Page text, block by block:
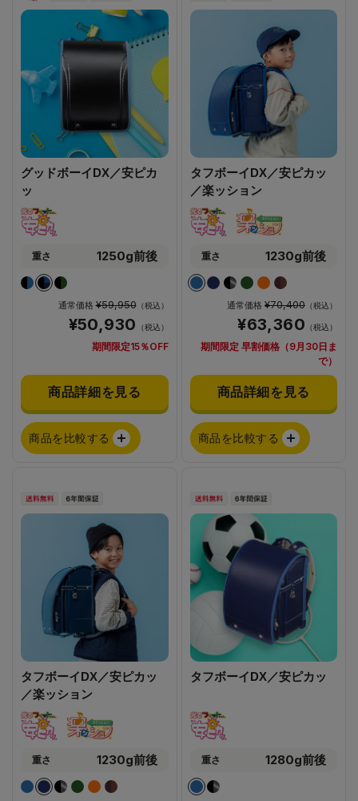
グッドボーイDX／安ピカ
ッ
重さ 1250g前後
通常価格¥59,950（税込）
¥50,930 （税込）
期間限定15％OFF
商品詳細を見る
商品を比較する
タフボーイDX／安ピカッ
／楽ッション
重さ 1230g前後
通常価格 ¥70,400 （税込）
¥63,360 （税込）
期間限定 早割価格（9月30日ま
で）
商品詳細を見る
商品を比較する
タフボーイDX／安ピカッ
／楽ッション
重さ 1230g前後
タフボーイDX／安ピカッ
重さ 1280g前後